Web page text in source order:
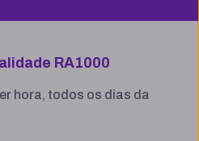
RA1000
hora, todos os dias da